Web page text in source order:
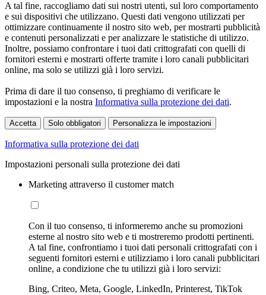
A tal fine, raccogliamo dati sui nostri utenti, sul loro comportamento
e sui dispositivi che utilizzano. Questi dati vengono utilizzati per
ottimizzare continuamente il nostro sito web, per mostrarti pubblicità
e contenuti personalizzati e per analizzare le statistiche di utilizzo.
Inoltre, possiamo confrontare i tuoi dati crittografati con quelli di
fornitori esterni e mostrarti offerte tramite i loro canali pubblicitari
online, ma solo se utilizzi già i loro servizi.
Prima di dare il tuo consenso, ti preghiamo di verificare le
impostazioni e la nostra Informativa sulla protezione dei dati.
Accetta Solo obbligatori Personalizza le impostazioni
Informativa sulla protezione dei dati
Impostazioni personali sulla protezione dei dati
Marketing attraverso il customer match
Con il tuo consenso, ti informeremo anche su promozioni
esterne al nostro sito web e ti mostreremo prodotti pertinenti.
A tal fine, confrontiamo i tuoi dati personali crittografati con i
seguenti fornitori esterni e utilizziamo i loro canali pubblicitari
online, a condizione che tu utilizzi già i loro servizi:
Bing, Criteo, Meta, Google, LinkedIn, Printerest, TikTok